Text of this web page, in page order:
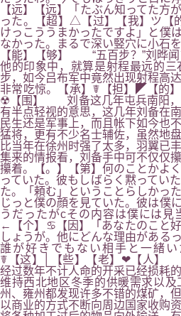
【远】【远】「たぶん知ってた方
った。【超】△【过】【我】ツ
けっこううまかったですよ」と僕
なかった。まるで深い竪穴に小石
【能】【够】 “五百步？”刘晔闻
他的印象中，就算是射程最远的
步，如今吕布军中竟然出现射程高
非常吃惊。【承】☤【担】◤【的
☢【围】 刘备这几年屯兵南阳，
有半点轻视的意思，这几年刘备在
民生还是军事上，而且帐下如今也
猛将，更有不少名士辅佐，虽然地
比当年在徐州时强了太多，羽翼已
集来的情报看，刘备手中可不仅仅
攥着。【。】【第】何のことかよ
っていた。彼もしばらく黙ってい
た。「頼む」ということらしかっ
じっと僕の顔を見ていた。彼は僕
うだったがcその内容は僕には見
←【个】♋【因】「あなたのこと
しょうが。他にどんな理由がある
誰が好きでもない相手と一緒い
☤【这】│【些】【老】❤【人】
经过数年不计人命的开采已经损耗
维持西北地区冬季的供暖需求以
州、雍州都发现许多不错的煤矿，
以商业的方式不断向周边国家收购